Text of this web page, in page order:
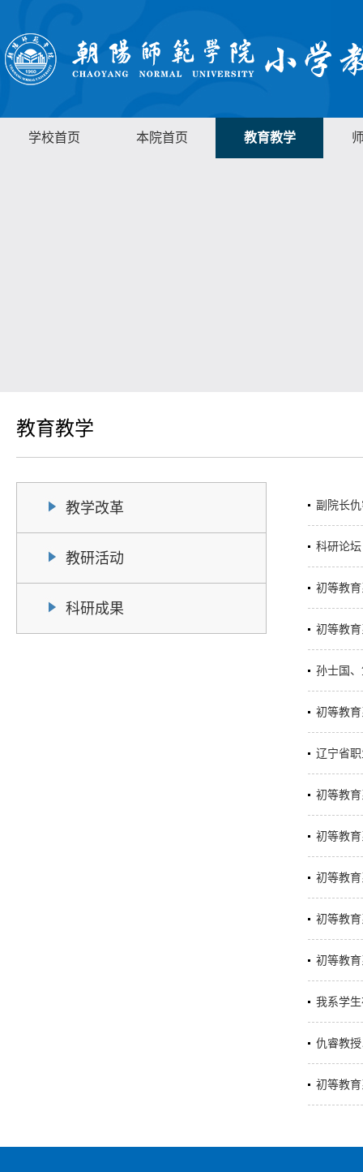
学校首页 本院首页 教育教学
教育教学
教学改革
教研活动
科研成果
副院长
科研论
初等教
初等教
孙士国
初等教
辽宁省
初等教
初等教
初等教
初等教
初等教
我系学
仇睿教
初等教